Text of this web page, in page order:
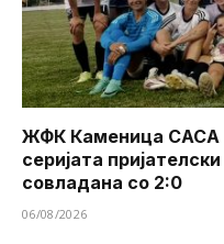
ЖФК Каменица САСА
серијата
совладана со 2:0
06/08/2026